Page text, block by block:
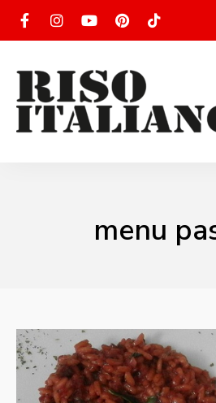
Ricettario
di ricettemenu